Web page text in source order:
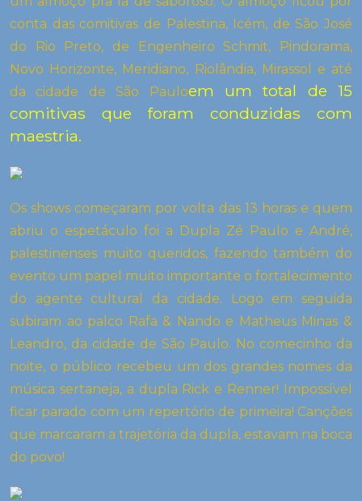
conta das comitivas de Palestina, Icém, de São José
do Rio Preto, de Engenheiro Schmit, Pindorama,
Novo Horizonte, Meridiano, Riolândia, Mirassol e até
da cidade de São Pauloem um total de 15
comitivas que foram conduzidas com
maestria.
Os shows começaram por volta das 13 horas e quem
abriu o espetáculo foi a Dupla Zé Paulo e André,
palestinenses muito queridos, fazendo também do
evento um papel muito importante o fortalecimento
do agente cultural da cidade. Logo em seguida
subiram ao palco Rafa & Nando e Matheus Minas &
Leandro, da cidade de São Paulo. No comecinho da
noite, o público recebeu um dos grandes nomes da
música sertaneja, a dupla Rick e Renner! Impossível
ficar parado com um repertório de primeira! Canções
que marcaram a trajetória da dupla, estavam na boca
do povo!